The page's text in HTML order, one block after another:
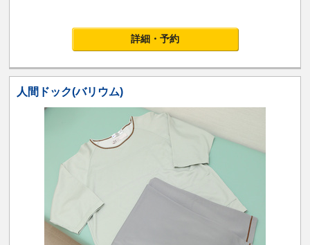
詳細・予約
人間ドック(バリウム)